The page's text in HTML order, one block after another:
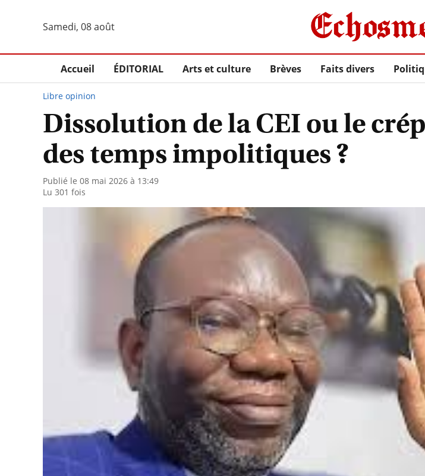
Samedi, 08 août
Accueil ÉDITORIAL Arts et culture Brèves Faits divers
Libre opinion
Dissolution de la CEI ou le
des temps impolitiques ?
Publié le 08 mai 2026 à 13:49
Lu 301 fois